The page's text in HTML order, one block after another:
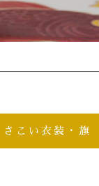
さこい衣装・旗